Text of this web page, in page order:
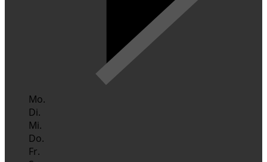
Mo.
Di.
Mi.
Do.
Fr.